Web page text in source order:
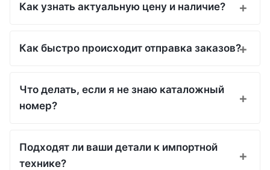
Как узнать актуальную цену и наличие?
Как быстро происходит отправка заказов?
Что делать, если я не знаю каталожный
номер?
Подходят ли ваши детали к импортной
технике?